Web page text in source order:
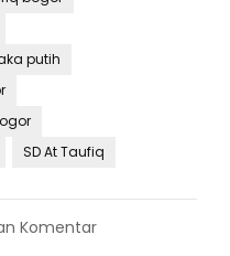
putih
SD At Taufiq
Komentarpada